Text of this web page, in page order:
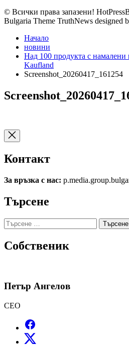
© Всички права запазени!
Bulgaria Theme TruthNews designed
Начало
новини
Над 100 продукта с намалени
Kaufland
Screenshot_20260417_161254
Контакт
За връзка с нас:
Търсене
Търсене
за:
Собственик
Петър Ангелов
CEO